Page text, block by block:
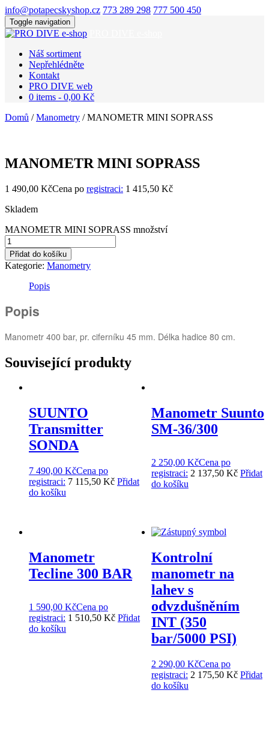
info@potapecskyshop.cz 773 289 298 777 500 450
Toggle navigation
Náš sortiment
Nepřehlédněte
Kontakt
PRO DIVE web
0 items - 0,00 Kč
Domů /Manometry / MANOMETR MINI SOPRASS
MANOMETR MINI SOPRASS
1 490,00 KčCena po registraci: 1 415,50 Kč
Skladem
MANOMETR MINI SOPRASS množství
Přidat do košíku
Kategorie: Manometry
Popis
Popis
Manometr 400 bar, pr. ciferníku 45 mm. Délka hadice 80 cm.
Související produkty
SUUNTO
Transmitter
SONDA
7 490,00 KčCena po
registraci: 7 115,50 Kč Přidat
do košíku
Manometr Suunto
SM-36/300
2 250,00 KčCena po
registraci: 2 137,50 Kč Přidat
do košíku
Manometr
Tecline 300 BAR
1 590,00 KčCena po
registraci: 1 510,50 Kč Přidat
do košíku
Kontrolní
manometr na
lahev s
odvzdušněním
INT (350
bar/5000 PSI)
2 290,00 KčCena po
registraci: 2 175,50 Kč Přidat
do košíku